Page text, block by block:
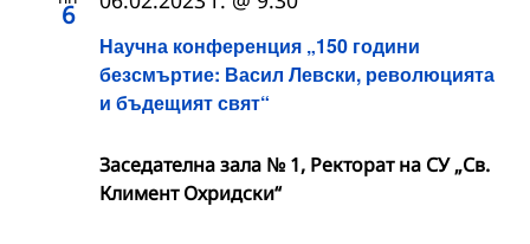
6
Научна конференция „150 години
безсмъртие: Васил Левски, революцията
и бъдещият свят“
Заседателна зала № 1, Ректорат на СУ „Св.
Климент Охридски“